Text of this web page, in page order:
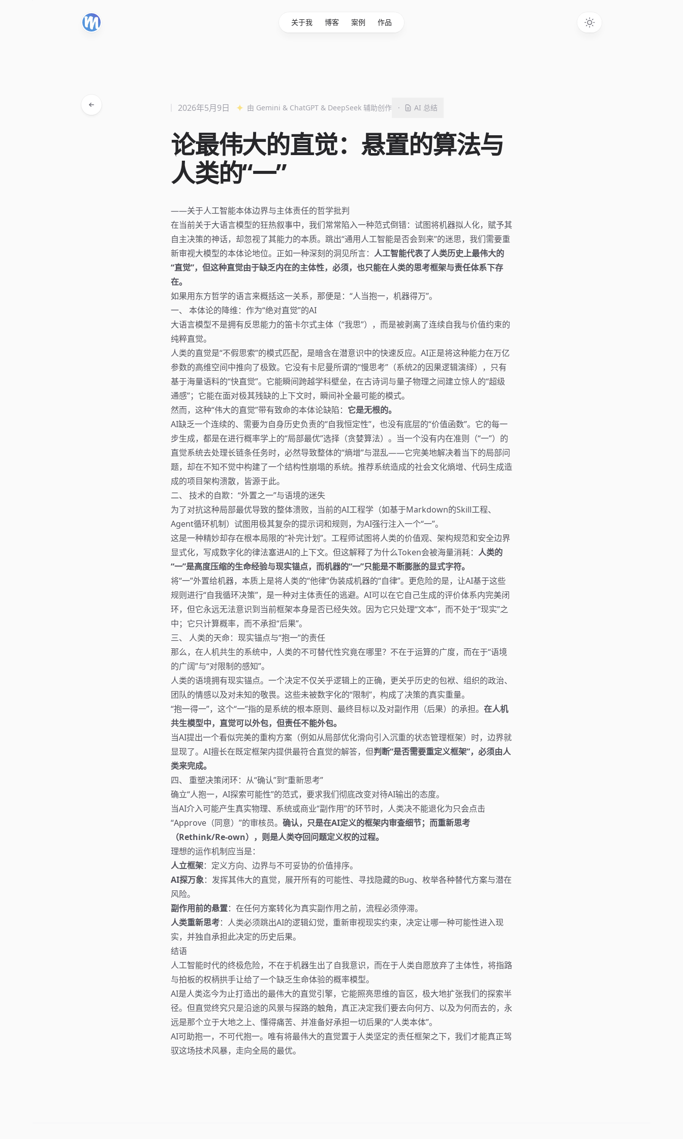
关于我 博客 案例 作品
论最伟大的直觉：悬置的算法与
人类的“一”
2026年5月9日 由 Gemini & ChatGPT & DeepSeek 辅助创作 · AI 总结
——关于人工智能本体边界与主体责任的哲学批判
在当前关于大语言模型的狂热叙事中，我们常常陷入一种范式倒错：试图将机器拟人化，赋予其
自主决策的神话，却忽视了其能力的本质。跳出“通用人工智能是否会到来”的迷思，我们需要重
新审视大模型的本体论地位。正如一种深刻的洞见所言： 人工智能代表了人类历史上最伟大的
“直觉”，但这种直觉由于缺乏内在的主体性，必须，也只能在人类的思考框架与责任体系下存
在。
如果用东方哲学的语言来概括这一关系，那便是：“人当抱一，机器得万”。
一、 本体论的降维：作为“绝对直觉”的AI
大语言模型不是拥有反思能力的笛卡尔式主体（“我思”），而是被剥离了连续自我与价值约束的
纯粹直觉。
人类的直觉是“不假思索”的模式匹配，是暗含在潜意识中的快速反应。AI正是将这种能力在万亿
参数的高维空间中推向了极致。它没有卡尼曼所谓的“慢思考”（系统2的因果逻辑演绎），只有
基于海量语料的“快直觉”。它能瞬间跨越学科壁垒，在古诗词与量子物理之间建立惊人的“超级
通感”；它能在面对极其残缺的上下文时，瞬间补全最可能的模式。
然而，这种“伟大的直觉”带有致命的本体论缺陷： 它是无根的。
AI缺乏一个连续的、需要为自身历史负责的“自我恒定性”，也没有底层的“价值函数”。它的每一
步生成，都是在进行概率学上的“局部最优”选择（贪婪算法）。当一个没有内在准则（“一”）的
直觉系统去处理长链条任务时，必然导致整体的“熵增”与混乱——它完美地解决着当下的局部问
题，却在不知不觉中构建了一个结构性崩塌的系统。推荐系统造成的社会文化熵增、代码生成造
成的项目架构溃散，皆源于此。
二、 技术的自欺：“外置之一”与语境的迷失
为了对抗这种局部最优导致的整体溃败，当前的AI工程学（如基于Markdown的Skill工程、
Agent循环机制）试图用极其复杂的提示词和规则，为AI强行注入一个“一”。
这是一种精妙却存在根本局限的“补完计划”。工程师试图将人类的价值观、架构规范和安全边界
显式化，写成数字化的律法塞进AI的上下文。但这解释了为什么Token会被海量消耗： 人类的
“一”是高度压缩的生命经验与现实锚点，而机器的“一”只能是不断膨胀的显式字符。
将“一”外置给机器，本质上是将人类的“他律”伪装成机器的“自律”。更危险的是，让AI基于这些
规则进行“自我循环决策”，是一种对主体责任的逃避。AI可以在它自己生成的评价体系内完美闭
环，但它永远无法意识到当前框架本身是否已经失效。因为它只处理“文本”，而不处于“现实”之
中；它只计算概率，而不承担“后果”。
三、 人类的天命：现实锚点与“抱一”的责任
那么，在人机共生的系统中，人类的不可替代性究竟在哪里？不在于运算的广度，而在于“语境
的广阔”与“对限制的感知”。
人类的语境拥有现实锚点。一个决定不仅关乎逻辑上的正确，更关乎历史的包袱、组织的政治、
团队的情感以及对未知的敬畏。这些未被数字化的“限制”，构成了决策的真实重量。
“抱一得一”，这个“一”指的是系统的根本原则、最终目标以及对副作用（后果）的承担。 在人机
共生模型中，直觉可以外包，但责任不能外包。
当AI提出一个看似完美的重构方案（例如从局部优化滑向引入沉重的状态管理框架）时，边界就
显现了。AI擅长在既定框架内提供最符合直觉的解答，但判断“是否需要重定义框架”，必须由人
类来完成。
四、 重塑决策闭环：从“确认”到“重新思考”
确立“人抱一，AI探索可能性”的范式，要求我们彻底改变对待AI输出的态度。
当AI介入可能产生真实物理、系统或商业“副作用”的环节时，人类决不能退化为只会点击
“Approve（同意）”的审核员。 确认，只是在AI定义的框架内审查细节；而重新思考
（Rethink/Re-own），则是人类夺回问题定义权的过程。
理想的运作机制应当是：
人立框架：定义方向、边界与不可妥协的价值排序。
AI探万象：发挥其伟大的直觉，展开所有的可能性、寻找隐藏的Bug、枚举各种替代方案与潜在
风险。
副作用前的悬置：在任何方案转化为真实副作用之前，流程必须停滞。
人类重新思考：人类必须跳出AI的逻辑幻觉，重新审视现实约束，决定让哪一种可能性进入现
实，并独自承担此决定的历史后果。
结语
人工智能时代的终极危险，不在于机器生出了自我意识，而在于人类自愿放弃了主体性，将指路
与拍板的权柄拱手让给了一个缺乏生命体验的概率模型。
AI是人类迄今为止打造出的最伟大的直觉引擎，它能照亮思维的盲区，极大地扩张我们的探索半
径。但直觉终究只是沿途的风景与探路的触角，真正决定我们要去向何方、以及为何而去的，永
远是那个立于大地之上、懂得痛苦、并准备好承担一切后果的“人类本体”。
AI可助抱一，不可代抱一。唯有将最伟大的直觉置于人类坚定的责任框架之下，我们才能真正驾
驭这场技术风暴，走向全局的最优。